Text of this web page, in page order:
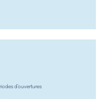
d’ouvertures